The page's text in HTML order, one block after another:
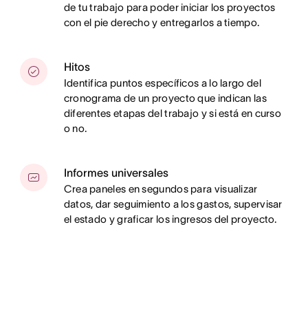
de tu trabajo para poder iniciar los proyectos
con el pie derecho y entregarlos a tiempo.
Hitos
Identifica puntos específicos a lo largo del
cronograma de un proyecto que indican las
diferentes etapas del trabajo y si está en curso
o no.
Informes universales
Crea paneles en segundos para visualizar
datos, dar seguimiento a los gastos, supervisar
el estado y graficar los ingresos del proyecto.